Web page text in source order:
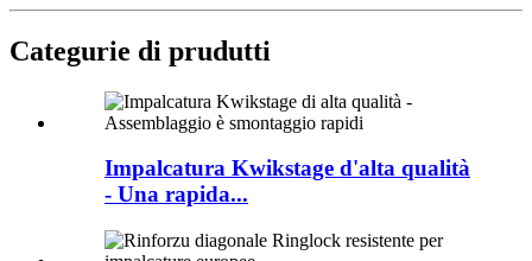
Categurie di prudutti
Impalcatura Kwikstage d'alta qualità
- Una rapida...